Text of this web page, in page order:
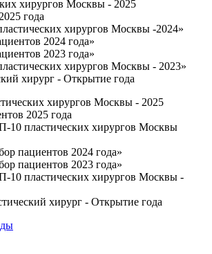
хирургов Москвы - 2025
года
хирургов Москвы -2024»
2024 года»
2023 года»
хирургов Москвы - 2023»
хирург - Открытие года
хирургов Москвы - 2025
2025 года
10 пластических хирургов Москвы
пациентов 2024 года»
пациентов 2023 года»
10 пластических хирургов Москвы -
хирург - Открытие года